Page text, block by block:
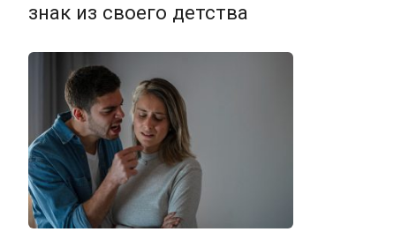
знак из своего детства